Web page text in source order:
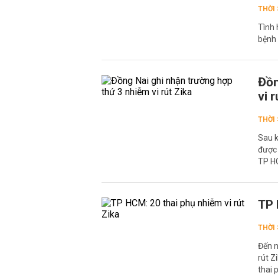
THỜI
Tình
vi
THỜI
Sau
được
TP
TP
THỜI
Đến
rút
thai